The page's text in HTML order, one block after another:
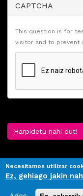
CAPTCHA
This question is for
visitor and to prevent
Harpidetu nahi dut!
Necesitamos utilizar
Ez, gehiago jakin